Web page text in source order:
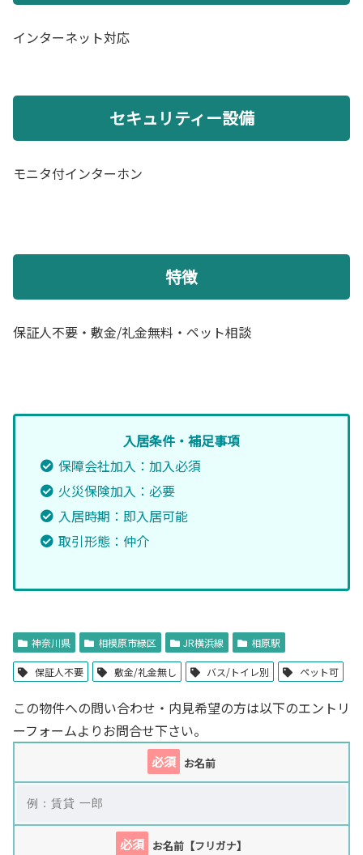
インターネット対応
セキュリティー設備
モニタ付インターホン
特徴
保証人不要・敷金/礼金無料・ペット相談
入居条件・補足事項
保障会社加入：加入必須
火災保険加入：必要
入居時期：即入居可能
取引形態：仲介
神奈川県 相模原市緑区 JR横浜線 相原駅
保証人不要 敷金/礼金無し バス/トイレ別 ペット可
この物件への問い合わせ・内見希望の方は以下のエントリ
ーフォームよりお問合せ下さい。
必須 お名前
必須 お名前【フリガナ】